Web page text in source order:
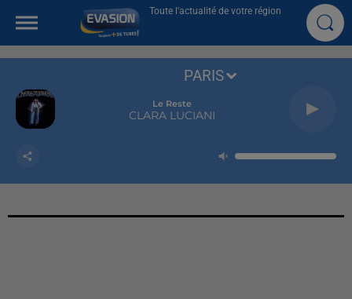
Toute l'actualité de votre région
Le Reste
CLARA LUCIANI
PARIS